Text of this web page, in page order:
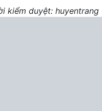
kiểm duyệt: